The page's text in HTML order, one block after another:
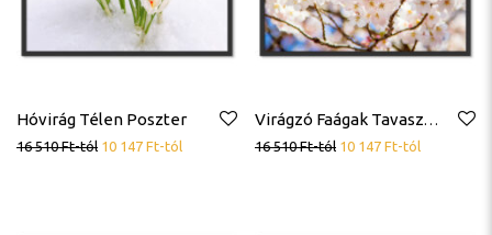
Hóvirág Télen Poszter
16 510Ft-tól 10 147 Ft-tól
Virágzó Faágak Tavasz Természet Poszter
16 510Ft-tól 10 147 Ft-tól